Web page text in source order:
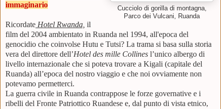
Cucciolo di gorilla di montagna,
Parco dei Vulcani, Ruanda
immaginario
Ricordate Hotel Rwanda, il
film del 2004 ambientato in Ruanda nel 1994, all'epoca del
genocidio che coinvolse Hutu e Tutsi? La trama si basa sulla storia
vera del direttore dell’Hotel des mille Collines l’unico albergo di
livello internazionale che si poteva trovare a Kigali (capitale del
Ruanda) all’epoca del nostro viaggio e che noi ovviamente non
potevamo permetterci.
La guerra civile in Ruanda contrappose le forze governative e i
ribelli del Fronte Patriottico Ruandese e, dal punto di vista etnico,